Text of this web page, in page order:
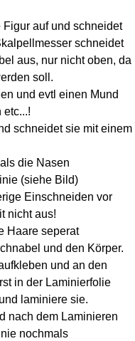
auf und schneidet
schneidet
aus, nur nicht oben, da
soll.
und evtl einen Mund
etc...!
schneidet sie mit einem
die Nasen
(siehe Bild)
Einschneiden vor
nicht aus!
Haare seperat
und den Körper.
und an den
in der Laminierfolie
laminiere sie.
nach dem Laminieren
nochmals